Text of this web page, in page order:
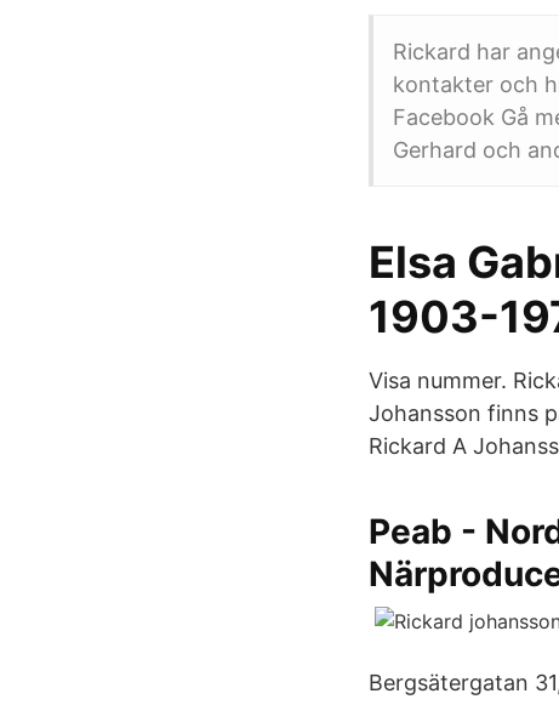
Rickard har
kontakter och
Facebook Gå
Gerhard och
Elsa
1903-
Visa nummer.
Johansson finns
Rickard A
Peab -
Bergsätergatan